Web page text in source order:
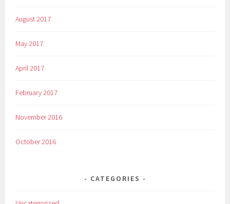
August 2017
May 2017
April 2017
February 2017
November 2016
October 2016
CATEGORIES